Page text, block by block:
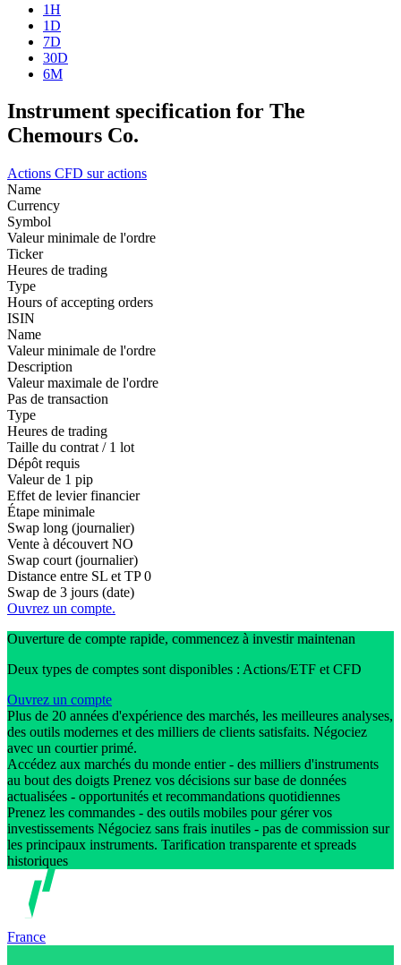
1H
1D
7D
30D
6M
Instrument specification for The
Chemours Co.
Actions CFD sur actions
Name
Currency
Symbol
Valeur minimale de l'ordre
Ticker
Heures de trading
Type
Hours of accepting orders
ISIN
Name
Valeur minimale de l'ordre
Description
Valeur maximale de l'ordre
Pas de transaction
Type
Heures de trading
Taille du contrat / 1 lot
Dépôt requis
Valeur de 1 pip
Effet de levier financier
Étape minimale
Swap long (journalier)
Vente à découvert NO
Swap court (journalier)
Distance entre SL et TP 0
Swap de 3 jours (date)
Ouvrez un compte.
Ouverture de compte rapide, commencez à investir maintenan
Deux types de comptes sont disponibles : Actions/ETF et CFD
Ouvrez un compte
Plus de 20 années d'expérience des marchés, les meilleures analyses,
des outils modernes et des milliers de clients satisfaits. Négociez
avec un courtier primé.
Accédez aux marchés du monde entier - des milliers d'instruments
au bout des doigts Prenez vos décisions sur base de données
actualisées - opportunités et recommandations quotidiennes
Prenez les commandes - des outils mobiles pour gérer vos
investissements Négociez sans frais inutiles - pas de commission sur
les principaux instruments. Tarification transparente et spreads
historiques
France